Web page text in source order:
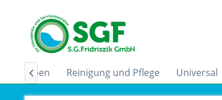
Reinigung und Pflege Universal
